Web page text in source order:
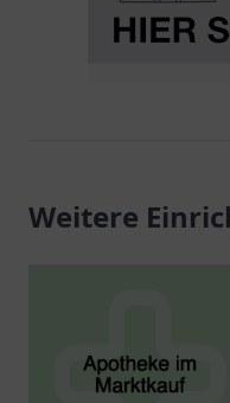
Weitere